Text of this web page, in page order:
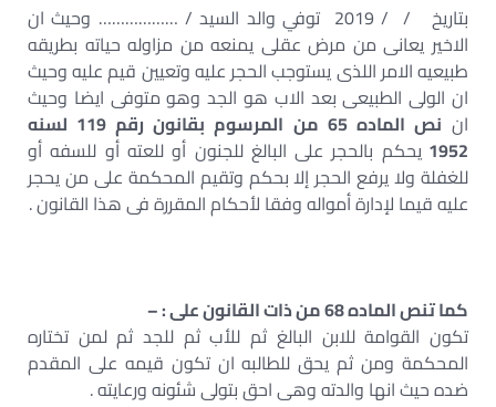
بتاريخ / / 2019 توفي والد السيد / ……………… وحيث ان
الاخير يعانى من مرض عقلى يمنعه من مزاوله حياته بطريقه
طبيعيه الامر اللذى يستوجب الحجر عليه وتعيين قيم عليه وحيث
ان الولى الطبيعى بعد الاب هو الجد وهو متوفى ايضا وحيث
ان
نص الماده 65 من المرسوم بقانون رقم 119 لسنه
1952 يحكم بالحجر على البالغ للجنون أو للعته أو للسفه أو
للغفلة ولا يرفع الحجر إلا بحكم وتقيم المحكمة على من يحجر
عليه قيما لإدارة أمواله وفقا لأحكام المقررة فى هذا القانون .
كما تنص الماده 68 من ذات القانون على : –
تكون القوامة للابن البالغ ثم للأب ثم للجد ثم لمن تختاره
المحكمة ومن ثم يحق للطالبه ان تكون قيمه على المقدم
ضده حيث انها والدته وهى احق بتولى شئونه ورعايته .